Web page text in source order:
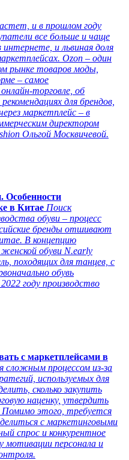
и в прошлом году
все больше и чаще
и львиная доля
Ozon – один
рынке товаров моды,
– самое
торговле, об
для брендов,
маркетплейс – в
директором
Ольгой Москвичевой.
Особенности
в Китае Поиск
обуви – процесс
бренды отшивают
В концепцию
женской обуви N.early
походящих для танцев, с
обувь
году производство
с маркетплейсами в
сложным процессом из-за
используемых для
сколько закупить
наценку, утвердить
Помимо этого, требуется
с маркетинговыми
спрос и конкурентное
персонала и